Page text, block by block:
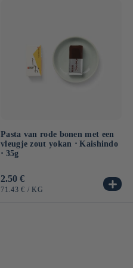
Pasta van rode bonen met een
vleugje zout yokan ⋅ Kaishindo
⋅ 35g
Normale
prijs
2.50 €
EENHEIDSPRIJS
71.43 € / PER
KG